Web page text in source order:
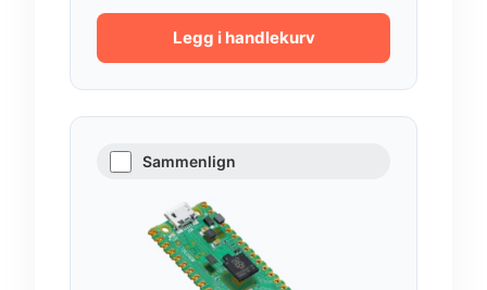
Legg i handlekurv
Sammenlign